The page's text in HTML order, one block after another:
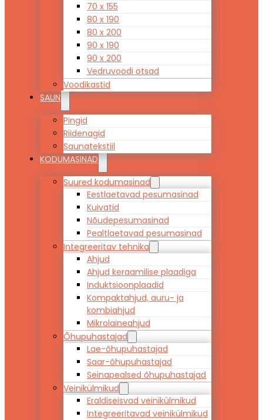
70 x 155
80 x 190
80 x 200
90 x 190
90 x 200
Vedruvoodi otsad
Voodikastid
SAUN
Pingid
Riidenagid
Saunatekstiil
KODUMASINAD
Suured kodumasinad
Eestlaetavad pesumasinad
Kuivatid
Nõudepesumasinad
Pealtlaetavad pesumasinad
Integreeritav tehnika
Ahjud
Ahjud keraamilise plaadiga
Induktsioonplaadid
Kompaktahjud, auru- ja
kombiahjud
Mikrolaineahjud
Õhupuhastajad
Lae-õhupuhastajad
Saar-õhupuhastajad
Seinapealsed õhupuhastajad
Veinikülmikud
Eraldiseisvad veinikülmikud
Integreeritavad veinikülmikud